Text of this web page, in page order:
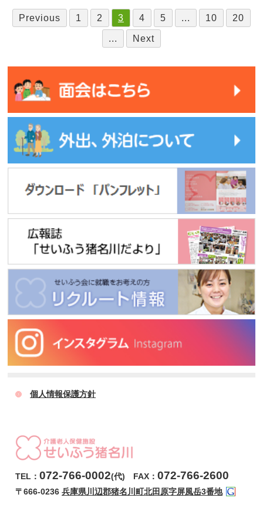
Previous 1 2 3 4 5 ... 10 20
... Next
個人情報保護方針
TEL：072-766-0002(代) FAX：072-766-2600
〒666-0236兵庫県川辺郡猪名川町北田原字屏風岳3番地